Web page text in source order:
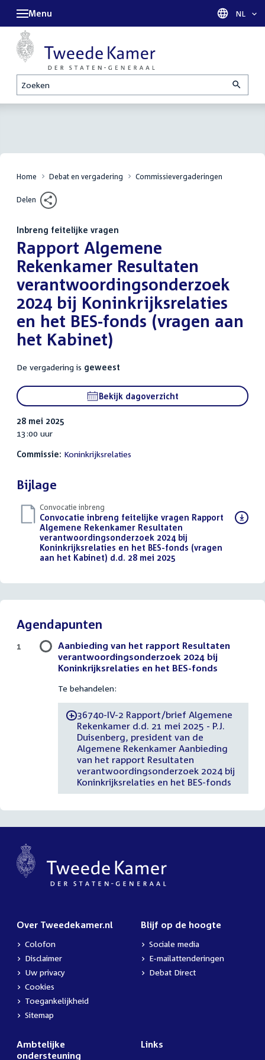
Zoeken
Menu Taal
NL
Home Debat en vergadering Commissievergaderingen
Delen
Inbreng feitelijke vragen
:Rapport Algemene
Rekenkamer Resultaten
verantwoordingsonderzoek
2024 bij Koninkrijksrelaties
en het BES-fonds (vragen aan
het Kabinet)
De vergadering is geweest
Bekijk dagoverzicht
28 mei 2025
13:00 uur
Commissie: Koninkrijksrelaties
Bijlage
Convocatie inbreng
Download
bestand:
Convocatie inbreng feitelijke vragen Rapport
Algemene Rekenkamer Resultaten
verantwoordingsonderzoek 2024 bij
Koninkrijksrelaties en het BES-fonds (vragen
aan het Kabinet) d.d. 28 mei 2025
Agendapunten
Aanbieding van het rapport Resultaten
verantwoordingsonderzoek 2024 bij
Koninkrijksrelaties en het BES-fonds
Te behandelen:
-36740-IV-2 Rapport/brief Algemene
Rekenkamer d.d. 21 mei 2025 - P.J.
Duisenberg, president van de
Algemene Rekenkamer Aanbieding
van het rapport Resultaten
verantwoordingsonderzoek 2024 bij
Koninkrijksrelaties en het BES-fonds
1
Over Tweedekamer.nl
Colofon
Disclaimer
Uw privacy
Cookies
Toegankelijkheid
Sitemap
Blijf op de hoogte
Sociale media
E-mailattenderingen
Debat Direct
Ambtelijke
ondersteuning
Links